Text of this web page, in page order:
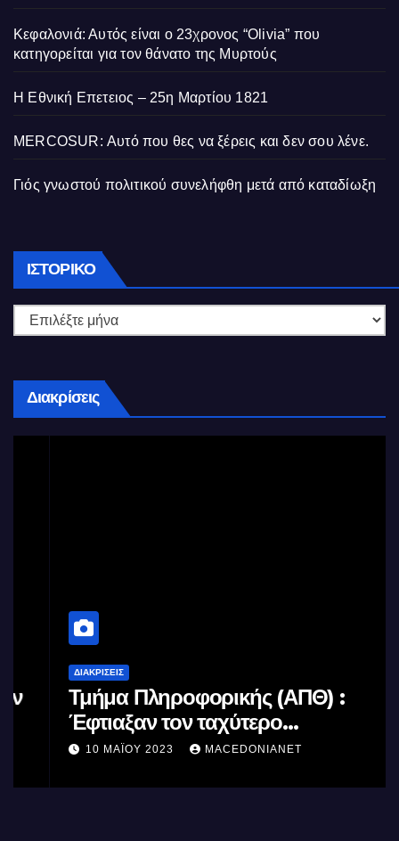
Κεφαλονιά: Αυτός είναι ο 23χρονος “Olivia” που
κατηγορείται για τον θάνατο της Μυρτούς
Η Εθνική Επετειος – 25η Μαρτίου 1821
MERCOSUR: Αυτό που θες να ξέρεις και δεν σου λένε.
Γιός γνωστού πολιτικού συνελήφθη μετά από καταδίωξη
ΙΣΤΟΡΙΚΌ Ιστορικό
Διακρίσεις
ΔΙΑΚΡΊΣΕΙΣ
Τμήμα Πληροφορικής (ΑΠΘ) :
Έφτιαξαν τον ταχύτερο
επεξεργαστή AI στον κόσμο με τη
10 ΜΑΪ́ΟΥ 2023 MACEDONIANET